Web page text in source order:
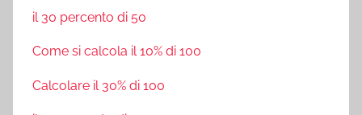
il 30 percento di 50
Come si calcola il 10% di 100
Calcolare il 30% di 100